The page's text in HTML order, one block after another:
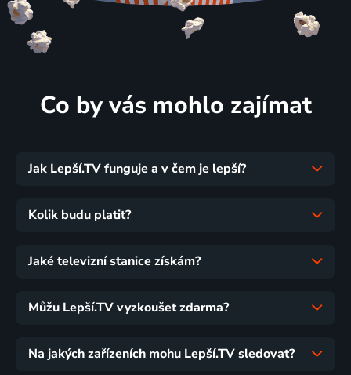
Co by vás mohlo zajímat
Jak Lepší.TV funguje a v čem je lepší?
Kolik budu platit?
Jaké televizní stanice získám?
Můžu Lepší.TV vyzkoušet zdarma?
Na jakých zařízeních mohu Lepší.TV sledovat?